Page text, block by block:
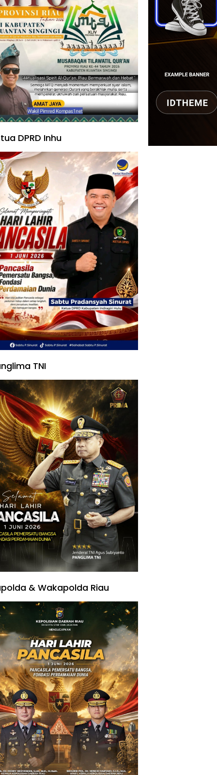
DPRD Inhu
TNI
& Wakapolda Riau